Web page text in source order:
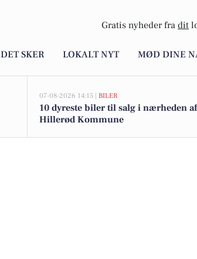
Gratis nyheder fra dit
DET SKER LOKALT NYT MØD DINE
07-08-2026 14:15 | BILER
10 dyreste biler til salg i nærheden af
Hillerød Kommune